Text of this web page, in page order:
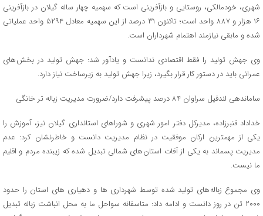
شهری، خودمالکی، روستایی و بازآفرینی است که سهمیه چهار ساله گیلان در بازآفرینی
۱۶ هزار و ۸۸۷ واحد است؛ تاکنون ۳۱ درصد از این سهمیه معادل ۵۲۹۴ واحد عملیاتی
شده و مابقی نیازمند اهتمام شهرداران است.
وی جهش تولید را فقط اقتصادی ندانست و یادآور شد: جهش تولید در بخش های
عمرانی باید در دستور کار قرار بگیرد، زیرا جهش تولید به زیرساخت نیاز دارد.
ساماندهی لندفیل سراوان ۸۴ درصد پیشرفت دارد/ضرورت مدیریت زباله تر خانگی
خداداد قنبرزاده، مدیرکل دفتر امور شهری و شوراهای استانداری گیلان نیز، آموزش را
یکی از مهمترین ارکان موفقیت در نظام مدیریت دانست و خاطرنشان کرد: عدم
مدیریت پسماند به یکی از آفات استان های شمالی تبدیل شده که زیبنده مردم و اقلیم
ما نیست.
وی مجموع زباله های تولید شده توسط شهرداری ها و دهیاری های استان را حدود
۲۰۰۰ تن در روز دانست و ادامه داد: متاسفانه سواحل ما به محل انباشت زباله تبدیل